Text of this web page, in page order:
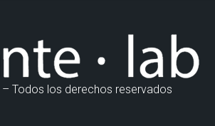
– Todos los derechos reservados